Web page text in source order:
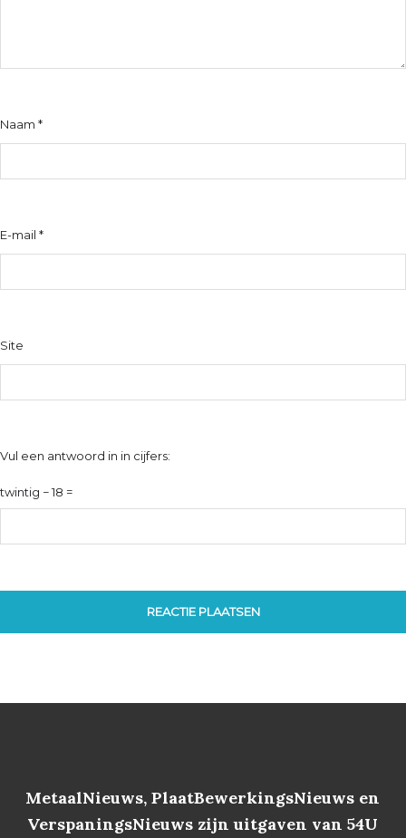
Naam *
E-mail *
Site
Vul een antwoord in in cijfers:
twintig − 18 =
MetaalNieuws, PlaatBewerkingsNieuws en
VerspaningsNieuws zijn uitgaven van 54U